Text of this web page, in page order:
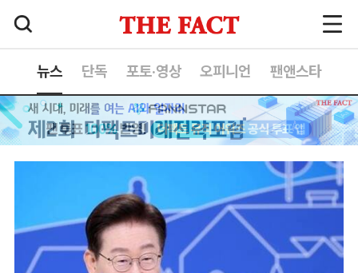
뉴스 단독 포토·영상 오피니언 팬앤스타